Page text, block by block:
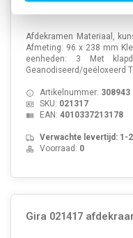
Afdekramen Materiaal,
Afmeting: 96 x 238 mm
eenheden: 3 Met
Geanodiseerd/geëloxeerd
Artikelnummer: 308943
SKU: 021317
EAN: 4010337213178
Verwachte levertijd: 1-
Voorraad: 0
Gira 021417